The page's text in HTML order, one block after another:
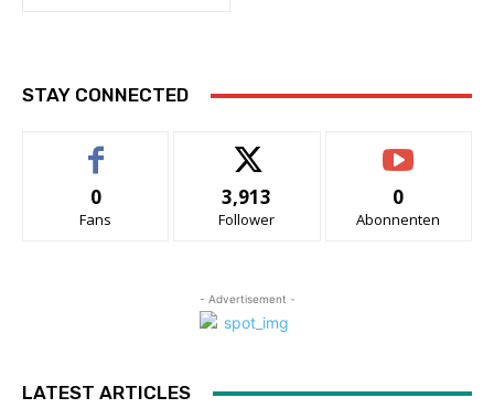
STAY CONNECTED
0
Fans
3,913
Follower
0
Abonnenten
- Advertisement -
LATEST ARTICLES